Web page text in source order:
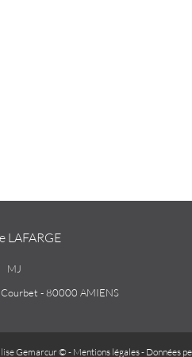
LAFARGE
MJ
- 80000 AMIENS
Gemarcur © - Mentions légales- Données